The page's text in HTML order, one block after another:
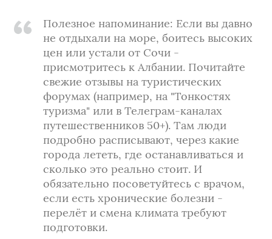
Полезное напоминание: Если вы давно
не отдыхали на море, боитесь высоких
цен или устали от Сочи -
присмотритесь к Албании. Почитайте
свежие отзывы на туристических
форумах (например, на "Тонкостях
туризма" или в Телеграм-каналах
путешественников 50+). Там люди
подробно расписывают, через какие
города лететь, где останавливаться и
сколько это реально стоит. И
обязательно посоветуйтесь с врачом,
если есть хронические болезни -
перелёт и смена климата требуют
подготовки.